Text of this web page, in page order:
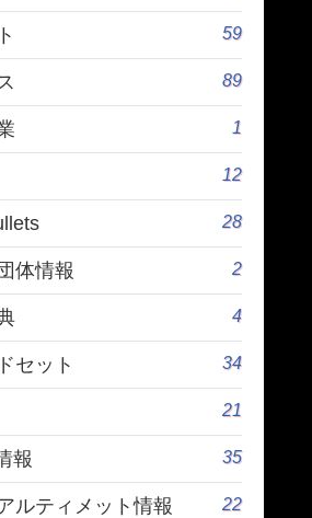
59
89
1
12
28
体情報 2
4
セット 34
21
報 35
ルティメット情報 22